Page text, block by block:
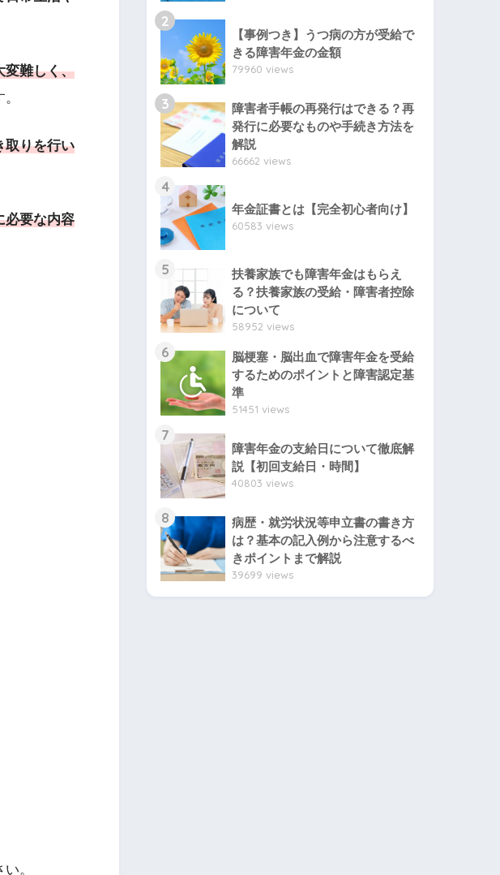
変難しく、
取りを行い
必要な内容
。
2
【事例つき】うつ病の方が受給で
きる障害年金の金額
79960 views
3
障害者手帳の再発行はできる？再
発行に必要なものや手続き方法を
解説
66662 views
4
年金証書とは【完全初心者向け】
60583 views
5
扶養家族でも障害年金はもらえ
る？扶養家族の受給・障害者控除
について
58952 views
6
脳梗塞・脳出血で障害年金を受給
するためのポイントと障害認定基
準
51451 views
7
障害年金の支給日について徹底解
説【初回支給日・時間】
40803 views
8
病歴・就労状況等申立書の書き方
は？基本の記入例から注意するべ
きポイントまで解説
39699 views